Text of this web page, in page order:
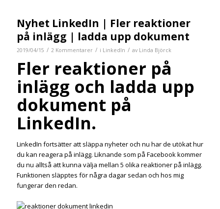
Nyhet LinkedIn | Fler reaktioner
på inlägg | ladda upp dokument
2019/04/15 / 2 Kommentarer / i LinkedIn / av Linda Björck
Fler reaktioner på
inlägg och ladda upp
dokument på
LinkedIn.
LinkedIn fortsätter att släppa nyheter och nu har de utökat hur
du kan reagera på inlägg. Liknande som på Facebook kommer
du nu alltså att kunna välja mellan 5 olika reaktioner på inlägg.
Funktionen släpptes för några dagar sedan och hos mig
fungerar den redan.